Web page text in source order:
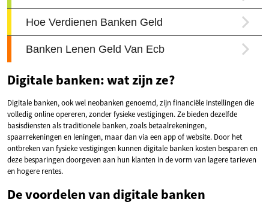
Digitale banken: wat zijn ze?
Digitale banken, ook wel neobanken genoemd, zijn financiële instellingen die
volledig online opereren, zonder fysieke vestigingen. Ze bieden dezelfde
basisdiensten als traditionele banken, zoals betaalrekeningen,
spaarrekeningen en leningen, maar dan via een app of website. Door het
ontbreken van fysieke vestigingen kunnen digitale banken kosten besparen en
deze besparingen doorgeven aan hun klanten in de vorm van lagere tarieven
en hogere rentes.
De voordelen van digitale banken